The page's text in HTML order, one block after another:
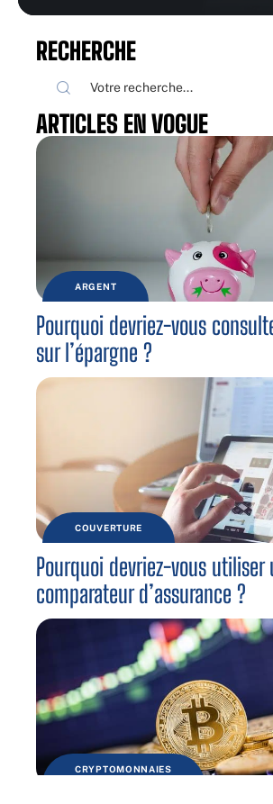
RECHERCHE
ARTICLES EN VOGUE
ARGENT
Pourquoi devriez-vous
sur l’épargne ?
COUVERTURE
Pourquoi devriez-vous utiliser
comparateur d’assurance ?
CRYPTOMONNAIES